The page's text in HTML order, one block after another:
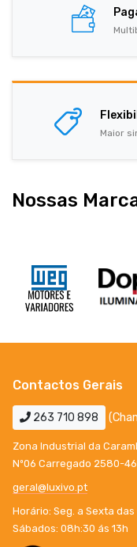
Maior
Nossas
Contactos Gerais
263 710 898
Zona Industrial da
Nº06 Carregado 2580-
geral@luxivo.pt
Horário: Seg. a Sexta
Sábados: 08h:30 ás 13h